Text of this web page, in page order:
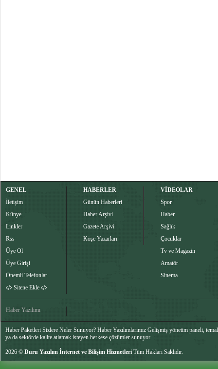
GENEL
İletişim
Künye
Linkler
Rss
Üye Ol
Üye Girişi
Önemli Telefonlar
Sitene Ekle
HABERLER
Günün Haberleri
Haber Arşivi
Gazete Arşivi
Köşe Yazarları
VİDEOLAR
Spor
Haber
Sağlık
Çocuklar
Tv ve Magazin
Amatör
Sinema
Haber Yazılımı
Haber Paketleri Sizlere Neler Sunuyor? Haber Yazılımlarımız Gelişmiş yönetim paneli,
ya da sektörde kalite atlamak isteyen herkese çözümler sunuyor.
2026 © Duru Yazılım İnternet ve Bilişim Hizmetleri Tüm Hakları Saklıdır.